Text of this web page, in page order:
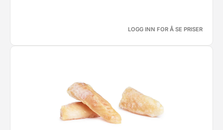
LOGG INN FOR Å SE PRISER